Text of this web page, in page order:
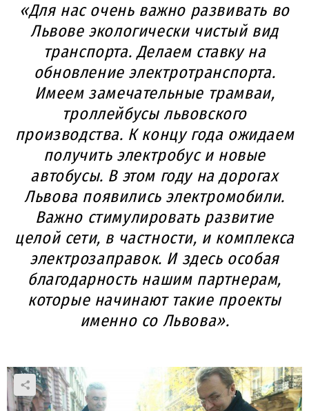
«Для нас очень важно развивать во
Львове экологически чистый вид
транспорта. Делаем ставку на
обновление электротранспорта.
Имеем замечательные трамваи,
троллейбусы львовского
производства. К концу года ожидаем
получить электробус и новые
автобусы. В этом году на дорогах
Львова появились электромобили.
Важно стимулировать развитие
целой сети, в частности, и комплекса
электрозаправок. И здесь особая
благодарность нашим партнерам,
которые начинают такие проекты
именно со Львова».